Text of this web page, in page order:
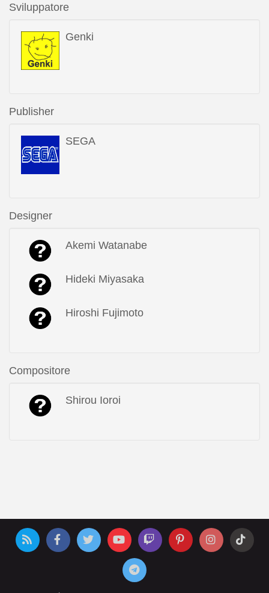
Sviluppatore
Genki
Publisher
SEGA
Designer
Akemi Watanabe
Hideki Miyasaka
Hiroshi Fujimoto
Compositore
Shirou Ioroi